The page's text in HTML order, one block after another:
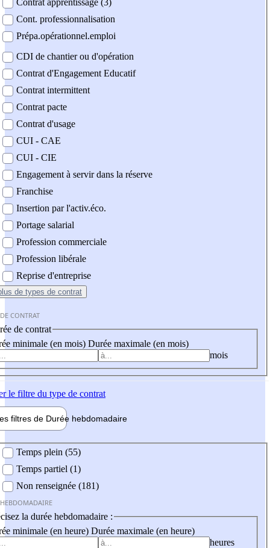
Contrat apprentissage (3)
Cont. professionnalisation
Prépa.opérationnel.emploi
CDI de chantier ou d'opération
Contrat d'Engagement Educatif
Contrat intermittent
Contrat pacte
Contrat d'usage
CUI - CAE
CUI - CIE
Engagement à servir dans la réserve
Franchise
Insertion par l'activ.éco.
Portage salarial
Profession commerciale
Profession libérale
Reprise d'entreprise
de types de contrat
CONTRAT
de contrat
minimale (en mois) Durée maximale (en mois)
mois
le filtre du type de contrat
filtres de Durée hebdomadaire
Temps plein (55)
Temps partiel (1)
Non renseignée (181)
la durée hebdomadaire :
minimale (en heure) Durée maximale (en heure)
heures